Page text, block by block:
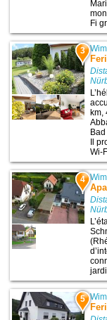
Fi
3
km,
Il
Wi-
4
5